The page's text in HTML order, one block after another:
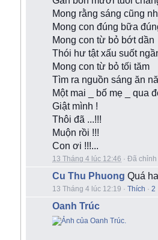
Mong rằng sáng cũng
Mong con đúng bữa
Mong con từ bỏ bớt dần
Thói hư tật xấu suốt
Mong con từ bỏ tối tăm
Tìm ra nguồn sáng ăn
Một mai _ bố mẹ _ qua
Giật mình !
Thôi đã ...!!!
Muộn rồi !!!
Con ơi !!!...
13 Tháng 4 lúc 12:46 · Đã
Cu Thu Phuong Quá
13 Tháng 4 lúc 12:19 · Thích · 2
Oanh Trúc